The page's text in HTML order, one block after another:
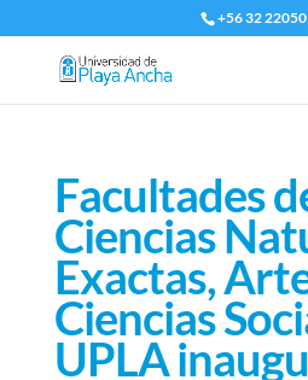
+56 32
Facultades
Ciencias
Exactas,
Ciencias
UPLA